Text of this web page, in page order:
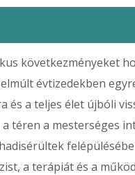
következményeket
elmúlt évtizedekben
és a teljes élet újbóli
téren a mesterséges
a terápiát és a